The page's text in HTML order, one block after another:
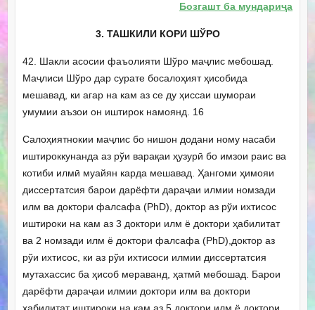
Бозгашт ба мундариҷа
3. ТАШКИЛИ КОРИ ШЎРО
42. Шакли асосии фаъолияти Шўро маҷлис мебошад.
Маҷлиси Шўро дар сурате босалоҳият ҳисобида
мешавад, ки агар на кам аз се ду ҳиссаи шумораи
умумии аъзои он иштирок намоянд. 16
Салоҳиятнокии маҷлис бо нишон додани ному насаби
иштироккунанда аз рўи варақаи ҳузурӣ бо имзои раис ва
котиби илмӣ муайян карда мешавад. Ҳангоми ҳимояи
диссертатсия барои дарёфти дараҷаи илмии номзади
илм ва доктори фалсафа (РhD), доктор аз рўи ихтисос
иштироки на кам аз 3 доктори илм ё доктори ҳабилитат
ва 2 номзади илм ё доктори фалсафа (PhD),доктор аз
рўи ихтисос, ки аз рўи ихтисоси илмии диссертатсия
мутахассис ба ҳисоб мераванд, ҳатмӣ мебошад. Барои
дарёфти дараҷаи илмии доктори илм ва доктори